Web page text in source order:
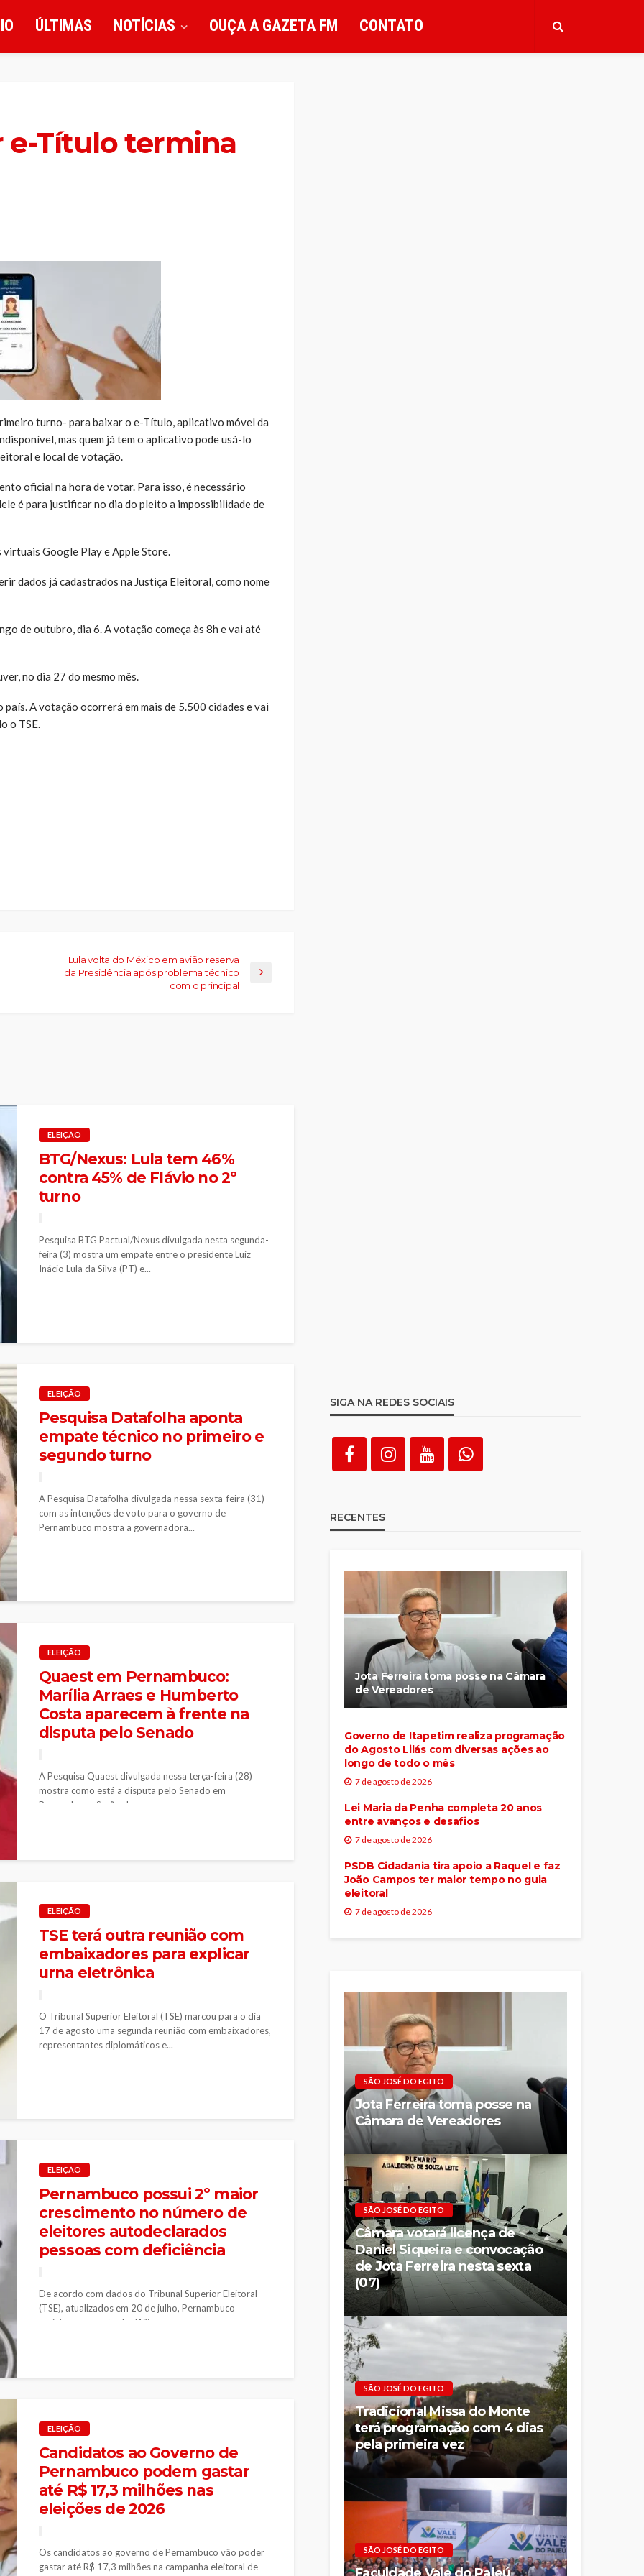
ÚLTIMAS NOTÍCIAS OUÇA A GAZETA FM CONTATO
e-Título termina
turno- para baixar o e-Título, aplicativo móvel da
mas quem já tem o aplicativo pode usá-lo
e local de votação.
oficial na hora de votar. Para isso, é necessário
é para justificar no dia do pleito a impossibilidade de
Google Play e Apple Store.
dados já cadastrados na Justiça Eleitoral, como nome
de outubro, dia 6. A votação começa às 8h e vai até
no dia 27 do mesmo mês.
A votação ocorrerá em mais de 5.500 cidades e vai
o TSE.
Lula volta do México em avião reserva
da Presidência após problema técnico
com o principal
ELEIÇÃO
BTG/Nexus: Lula tem 46%
contra 45% de Flávio no 2º
turno
Pesquisa BTG Pactual/Nexus divulgada nesta segunda-
feira (3) mostra um empate entre o presidente Luiz
Inácio Lula da Silva (PT) e...
ELEIÇÃO
Pesquisa Datafolha aponta
empate técnico no primeiro e
segundo turno
A Pesquisa Datafolha divulgada nessa sexta-feira (31)
com as intenções de voto para o governo de
Pernambuco mostra a governadora...
ELEIÇÃO
Quaest em Pernambuco:
Marília Arraes e Humberto
Costa aparecem à frente na
disputa pelo Senado
A Pesquisa Quaest divulgada nessa terça-feira (28)
mostra como está a disputa pelo Senado em
Pernambuco. Serão duas vagas em...
ELEIÇÃO
TSE terá outra reunião com
embaixadores para explicar
urna eletrônica
O Tribunal Superior Eleitoral (TSE) marcou para o dia
17 de agosto uma segunda reunião com embaixadores,
representantes diplomáticos e...
ELEIÇÃO
Pernambuco possui 2º maior
crescimento no número de
eleitores autodeclarados
pessoas com deficiência
De acordo com dados do Tribunal Superior Eleitoral
(TSE), atualizados em 20 de julho, Pernambuco
registrou aumento de 71% no...
ELEIÇÃO
Candidatos ao Governo de
Pernambuco podem gastar
até R$ 17,3 milhões nas
eleições de 2026
Os candidatos ao governo de Pernambuco vão poder
gastar até R$ 17,3 milhões na campanha eleitoral de
SIGA NA REDES SOCIAIS
RECENTES
Jota Ferreira toma posse na Câmara
de Vereadores
Governo de Itapetim realiza programação
do Agosto Lilás com diversas ações ao
longo de todo o mês
7 de agosto de 2026
Lei Maria da Penha completa 20 anos
entre avanços e desafios
7 de agosto de 2026
PSDB Cidadania tira apoio a Raquel e faz
João Campos ter maior tempo no guia
eleitoral
7 de agosto de 2026
SÃO JOSÉ DO EGITO
Jota Ferreira toma posse na
Câmara de Vereadores
SÃO JOSÉ DO EGITO
Câmara votará licença de
Daniel Siqueira e convocação
de Jota Ferreira nesta sexta
(07)
SÃO JOSÉ DO EGITO
Tradicional Missa do Monte
terá programação com 4 dias
pela primeira vez
SÃO JOSÉ DO EGITO